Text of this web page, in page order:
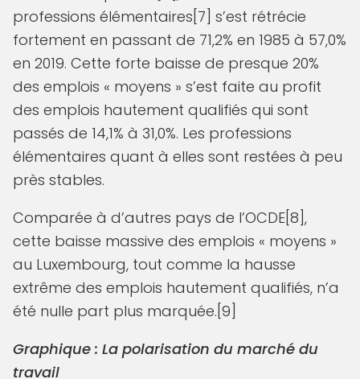
professions élémentaires[7] s’est rétrécie
fortement en passant de 71,2% en 1985 à 57,0%
en 2019. Cette forte baisse de presque 20%
des emplois « moyens » s’est faite au profit
des emplois hautement qualifiés qui sont
passés de 14,1% à 31,0%. Les professions
élémentaires quant à elles sont restées à peu
près stables.
Comparée à d’autres pays de l’OCDE[8],
cette baisse massive des emplois « moyens »
au Luxembourg, tout comme la hausse
extrême des emplois hautement qualifiés, n’a
été nulle part plus marquée.[9]
Graphique : La polarisation du marché du
travail